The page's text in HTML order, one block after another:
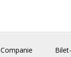
Companie